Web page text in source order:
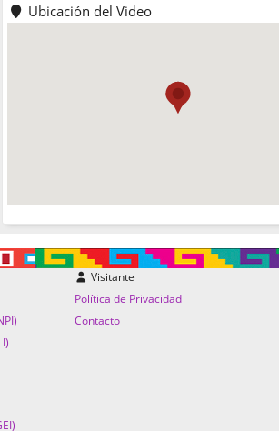
Ubicación del Video
Visitante
Política de Privacidad
Contacto